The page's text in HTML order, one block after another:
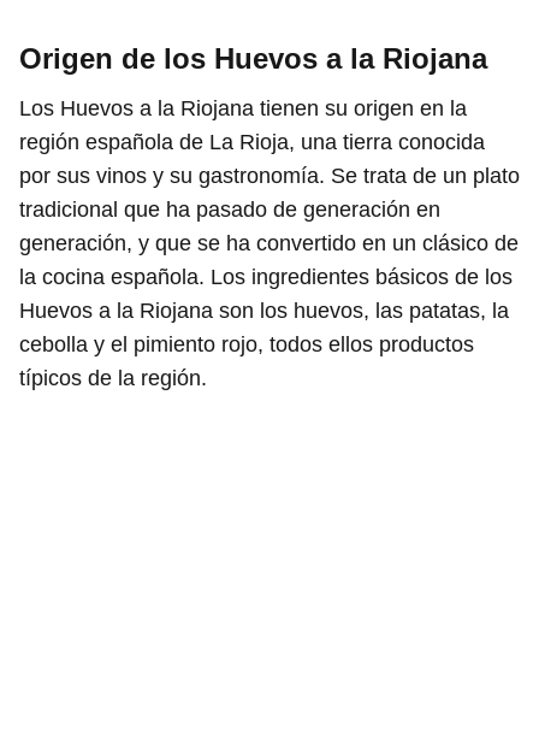
Origen de los Huevos a la Riojana
Los Huevos a la Riojana tienen su origen en la
región española de La Rioja, una tierra conocida
por sus vinos y su gastronomía. Se trata de un plato
tradicional que ha pasado de generación en
generación, y que se ha convertido en un clásico de
la cocina española. Los ingredientes básicos de los
Huevos a la Riojana son los huevos, las patatas, la
cebolla y el pimiento rojo, todos ellos productos
típicos de la región.